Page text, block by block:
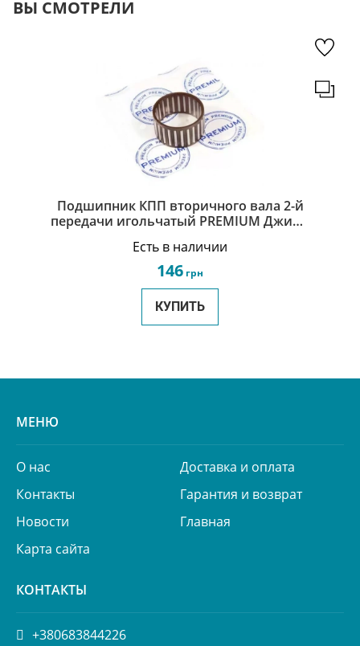
ВЫ СМОТРЕЛИ
Подшипник КПП вторичного вала 2-й
передачи игольчатый PREMIUM Джили
Есть в наличии
146 грн
КУПИТЬ
МЕНЮ
О нас
Доставка и оплата
Контакты
Гарантия и возврат
Новости
Главная
Карта сайта
КОНТАКТЫ
+380683844226